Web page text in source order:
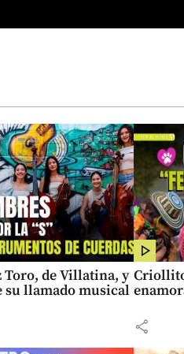
Toro, de Villatina, y
su llamado musical
share